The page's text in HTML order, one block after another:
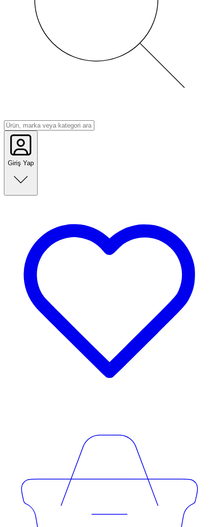
Giriş Yap